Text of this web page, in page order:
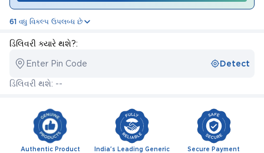
61 વધુ વિકલ્પ ઉપલબ્ધ છે
ડિલિવરી ક્યારે થશે?:
Enter Pin Code Detect
ડિલિવરી થશે: --
Authentic Product
India's Leading Generic
Secure Payment